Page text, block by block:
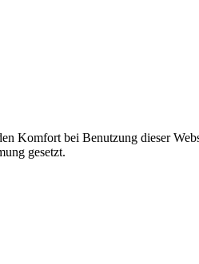
Komfort bei Benutzung dieser
gesetzt.